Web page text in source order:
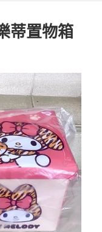
蒂置物箱